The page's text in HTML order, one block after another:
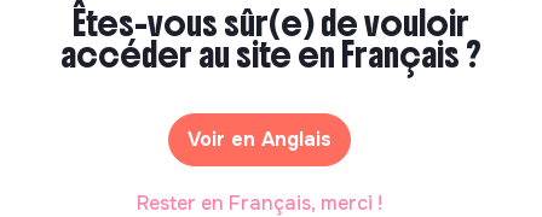
Comment se former à la transition écologique
Êtes-vous sûr(e) de vouloir
accéder au site en Français ?
Voir en Anglais
Rester en Français, merci !